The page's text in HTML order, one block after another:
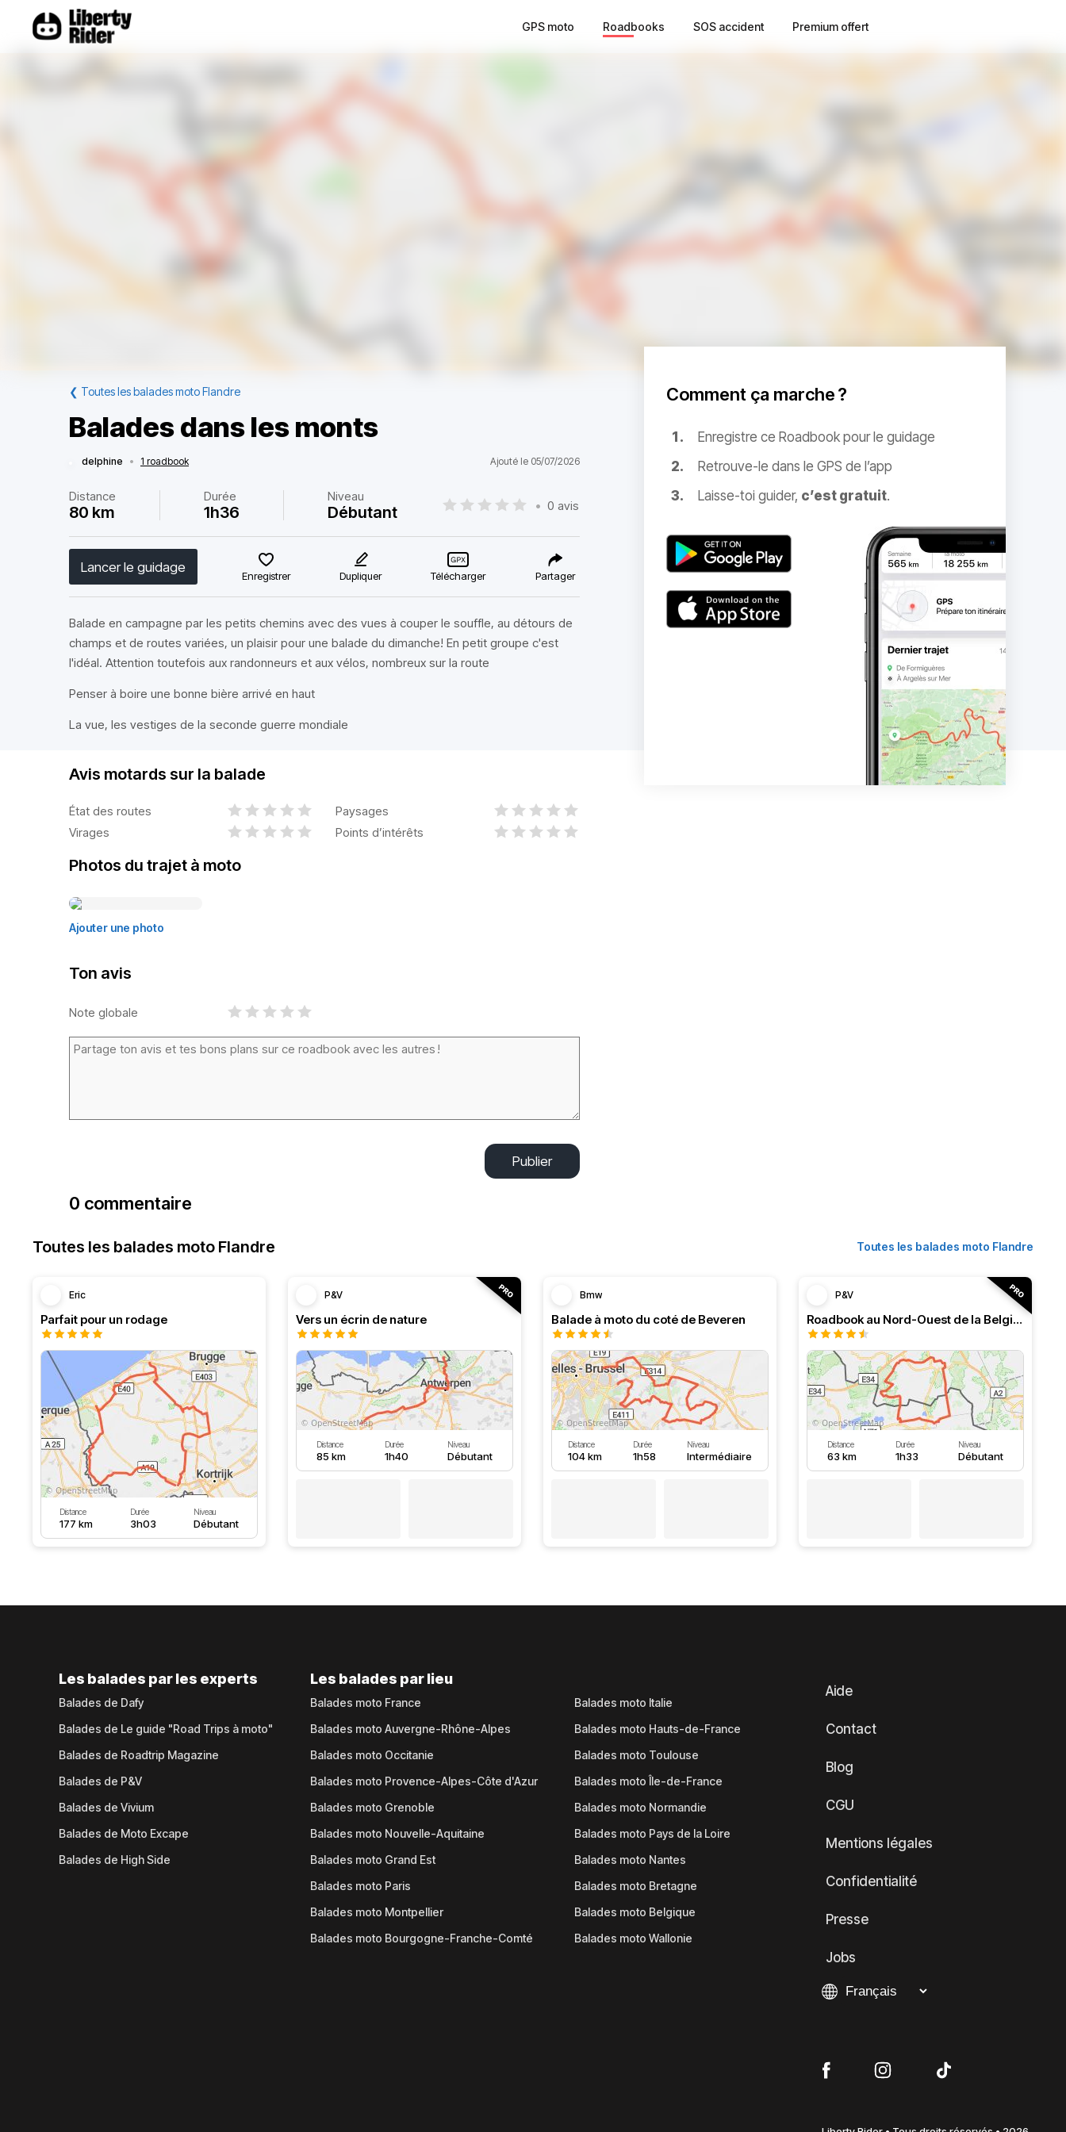
GPS moto Roadbooks SOS accident Premium offert
❮ Toutes les balades moto Flandre
Balades dans les monts
delphine • 1 roadbook Ajouté le 05/07/2026
Distance
80 km
Durée
1h36
Niveau
Débutant • 0 avis
Lancer le guidage
Enregistrer Dupliquer Télécharger Partager
Balade en campagne par les petits chemins avec des vues à couper le souffle, au détours de
champs et de routes variées, un plaisir pour une balade du dimanche! En petit groupe c'est
l'idéal. Attention toutefois aux randonneurs et aux vélos, nombreux sur la route
Penser à boire une bonne bière arrivé en haut
La vue, les vestiges de la seconde guerre mondiale
Comment ça marche ?
Enregistre ce Roadbook pour le guidage
Retrouve-le dans le GPS de l’app
Laisse-toi guider, c’est gratuit.
Avis motards sur la balade
État des routes
Paysages
Virages
Points d’intérêts
Photos du trajet à moto
Ajouter une photo
Ton avis
Note globale
Publier
0 commentaire
Toutes les balades moto Flandre Toutes les balades moto Flandre
Eric
Parfait pour un rodage
Distance
177 km
Durée
3h03
Niveau
Débutant
P&V
Vers un écrin de nature
Distance
85 km
Durée
1h40
Niveau
Débutant
Bmw
Balade à moto du coté de Beveren
Distance
104 km
Durée
1h58
Niveau
Intermédiaire
P&V
Roadbook au Nord-Ouest de la Belgique, boucle à Lommel
Distance
63 km
Durée
1h33
Niveau
Débutant
Les balades par les experts
Balades de Dafy
Balades de Le guide "Road Trips à moto"
Balades de Roadtrip Magazine
Balades de P&V
Balades de Vivium
Balades de Moto Excape
Balades de High Side
Les balades par lieu
Balades moto France
Balades moto Auvergne-Rhône-Alpes
Balades moto Occitanie
Balades moto Provence-Alpes-Côte d'Azur
Balades moto Grenoble
Balades moto Nouvelle-Aquitaine
Balades moto Grand Est
Balades moto Paris
Balades moto Montpellier
Balades moto Bourgogne-Franche-Comté
Balades moto Italie
Balades moto Hauts-de-France
Balades moto Toulouse
Balades moto Île-de-France
Balades moto Normandie
Balades moto Pays de la Loire
Balades moto Nantes
Balades moto Bretagne
Balades moto Belgique
Balades moto Wallonie
Aide
Contact
Blog
CGU
Mentions légales
Confidentialité
Presse
Jobs